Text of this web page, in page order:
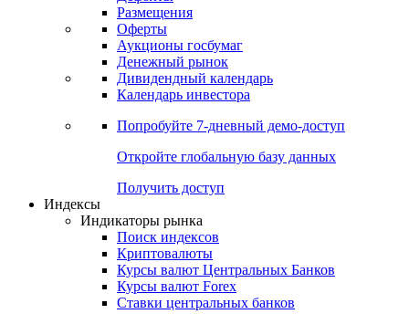
Получить доступ
Календарь
Календарь событий
Дефолты
Размещения
Оферты
Денежный рынок
Календарь инвестора
Попробуйте7-дневный
Откройте глобальную базу данных
Получить доступ
Индикаторы рынка
Поиск индексов